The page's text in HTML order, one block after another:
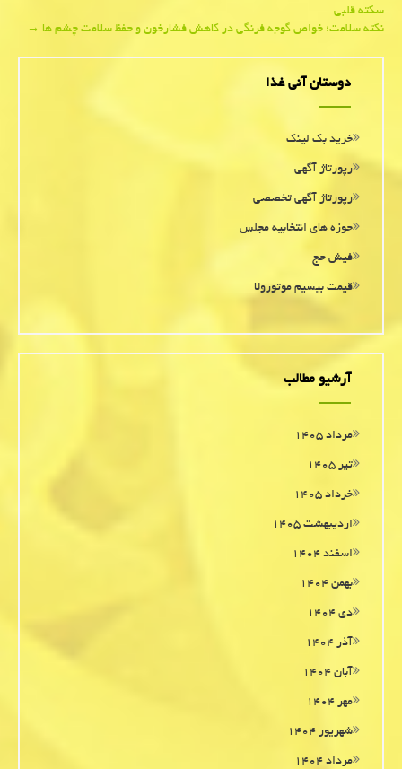
navigation
سكته قلبی
نكته سلامت؛ خواص گوجه فرنگی در كاهش فشارخون و حفظ سلامت چشم ها→
دوستان آنی غذا
خرید بک لینک
رپورتاژ آگهی
رپورتاژ آگهی تخصصی
حوزه های انتخابیه مجلس
فیش حج
قیمت بیسیم موتورولا
آرشیو مطالب
مرداد ۱۴۰۵
تیر ۱۴۰۵
خرداد ۱۴۰۵
اردیبهشت ۱۴۰۵
اسفند ۱۴۰۴
بهمن ۱۴۰۴
دی ۱۴۰۴
آذر ۱۴۰۴
آبان ۱۴۰۴
مهر ۱۴۰۴
شهریور ۱۴۰۴
مرداد ۱۴۰۴